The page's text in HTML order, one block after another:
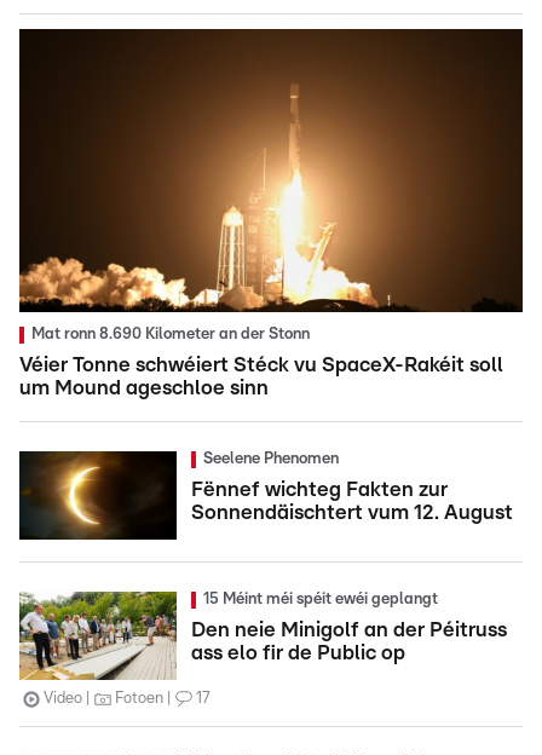
Mat ronn 8.690 Kilometer an der Stonn
Véier Tonne schwéiert Stéck vu SpaceX-Rakéit soll
um Mound ageschloe sinn
Seelene Phenomen
Fënnef wichteg Fakten zur
Sonnendäischtert vum 12. August
15 Méint méi spéit ewéi geplangt
Den neie Minigolf an der Péitruss
ass elo fir de Public op
Video Fotoen 17